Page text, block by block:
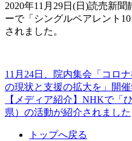
2020年11月29日(日)読売新
ーで「シングルペアレント
されました。
投
稿
ナ
11月24日、院内集会「コロ
の現状と支援の拡大を」開
【メディア紹介】NHKで「
県）の活動が紹介されました
トップへ戻る